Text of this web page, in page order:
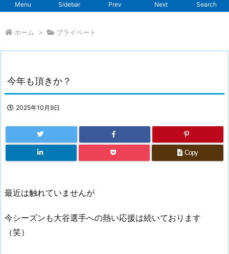
Menu Sidebar Prev Next Search
ホーム > プライベート
今年も頂きか？
2025年10月9日
Copy
最近は触れていませんが
今シーズンも大谷選手への熱い応援は続いております
（笑）